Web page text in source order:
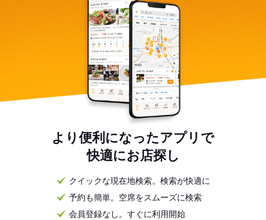
より便利になったアプリで
快適にお店探し
クイックな現在地検索。検索が快適に
予約も簡単。空席をスムーズに検索
会員登録なし。すぐに利用開始